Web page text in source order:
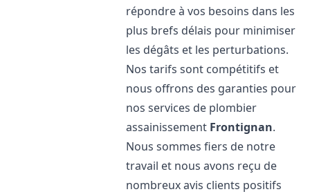
répondre à vos besoins dans les
plus brefs délais pour minimiser
les dégâts et les perturbations.
Nos tarifs sont compétitifs et
nous offrons des garanties pour
nos services de plombier
assainissement Frontignan.
Nous sommes fiers de notre
travail et nous avons reçu de
nombreux avis clients positifs